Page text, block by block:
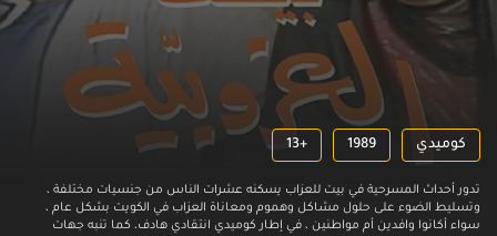
كوميدي 1989
13+
تدور أحداث المسرحية في بيت للعزاب يسكنه عشرات الناس من جنسيات مختلفة ،
وتسليط الضوء على حلول مشاكل وهموم ومعاناة العزاب في الكويت بشكل عام ،
سواء أكانوا وافدين أم مواطنين ، في إطار كوميدي انتقادي هادف، كما تنبه جهات